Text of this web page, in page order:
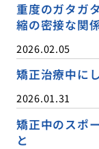
重度のガタガ
縮の密接な関
2026.02.05
矯正治療中に
2026.01.31
矯正中のスポ
と